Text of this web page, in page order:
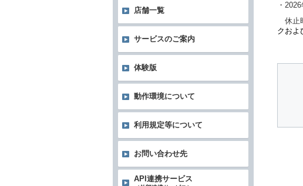
・
休止
クおよ
店舗一覧
サービスのご案内
体験版
動作環境について
利用規定等について
お問い合わせ先
API連携サービス